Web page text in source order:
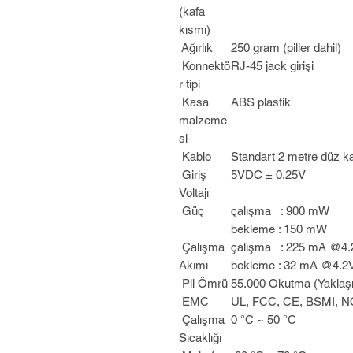
(kafa
kısmı)
Ağırlık
250 gram (piller dahil)
Konnektö
r tipi
RJ-45 jack girişi
Kasa
malzeme
si
ABS plastik
Kablo
Standart 2 metre düz
Giriş
Voltajı
5VDC ± 0.25V
Güç
çalışma : 900 mW
bekleme : 150 mW
Çalışma
Akımı
çalışma : 225 mA
bekleme : 32 mA
Pil Ömrü 55.000 Okutma
EMC
UL, FCC, CE, BSMI,
Çalışma
Sıcaklığı
0 °C ~ 50 °C